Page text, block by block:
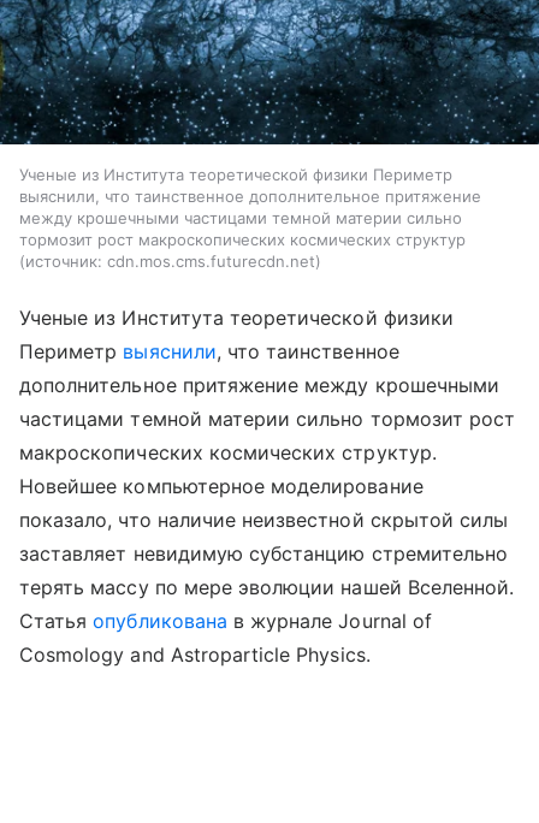
Ученые из Института теоретической физики Периметр
выяснили, что таинственное дополнительное притяжение
между крошечными частицами темной материи сильно
тормозит рост макроскопических космических структур
источник: cdn.mos.cms.futurecdn.net
Ученые из Института теоретической физики
Периметр выяснили, что таинственное
дополнительное притяжение между крошечными
частицами темной материи сильно тормозит рост
макроскопических космических структур.
Новейшее компьютерное моделирование
показало, что наличие неизвестной скрытой силы
заставляет невидимую субстанцию стремительно
терять массу по мере эволюции нашей Вселенной.
Статьяопубликована в журнале Journal of
Cosmology and Astroparticle Physics.